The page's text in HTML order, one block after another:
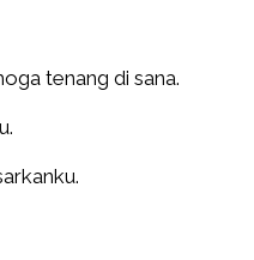
tenang di sana.